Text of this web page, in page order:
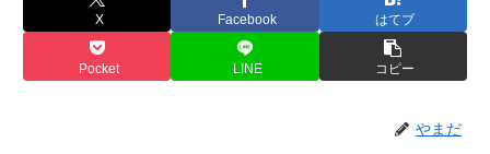
X Facebook はてブ
Pocket LINE コピー
やまだ